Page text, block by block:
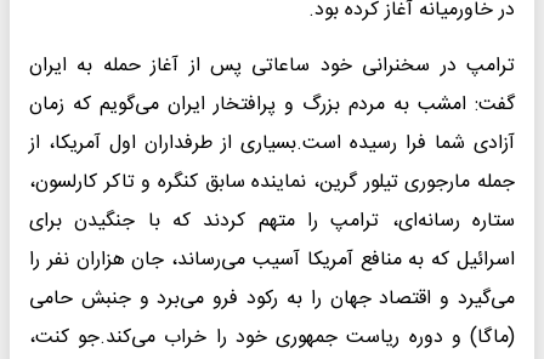
در خاورمیانه آغاز کرده بود.
ترامپ در سخنرانی خود ساعاتی پس از آغاز حمله به ایران
گفت: امشب به مردم بزرگ و پرافتخار ایران می‌گویم که زمان
آزادی شما فرا رسیده است.بسیاری از طرفداران اول آمریکا، از
جمله مارجوری تیلور گرین، نماینده سابق کنگره و تاکر کارلسون،
ستاره رسانه‌ای، ترامپ را متهم کردند که با جنگیدن برای
اسرائیل که به منافع آمریکا آسیب می‌رساند، جان هزاران نفر را
می‌گیرد و اقتصاد جهان را به رکود فرو می‌برد و جنبش حامی
(ماگا) و دوره ریاست جمهوری خود را خراب می‌کند.جو کنت،